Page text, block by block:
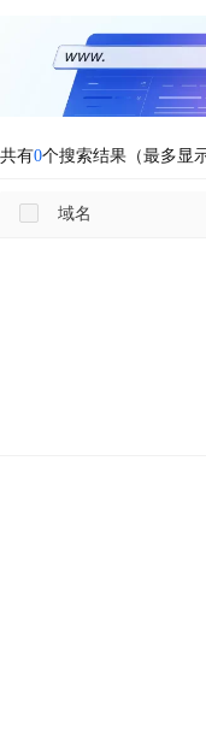
共有0个搜索结果（最多显
域名